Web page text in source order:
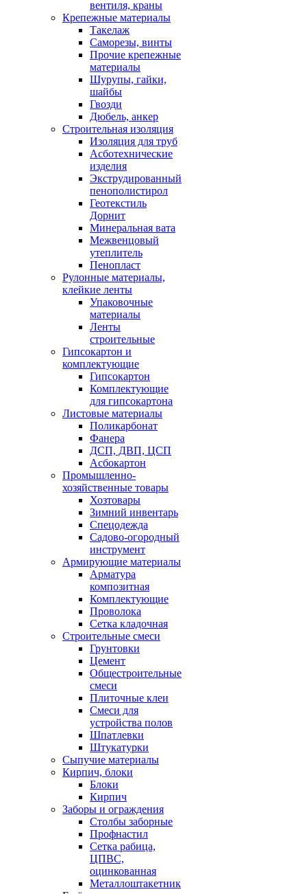
вентиля, краны
Крепежные материалы
Такелаж
Саморезы, винты
Прочие крепежные
материалы
Шурупы, гайки,
шайбы
Гвозди
Дюбель, анкер
Строительная изоляция
Изоляция для труб
Асботехнические
изделия
Экструдированный
пенополистирол
Геотекстиль
Дорнит
Минеральная вата
Межвенцовый
утеплитель
Пенопласт
Рулонные материалы,
клейкие ленты
Упаковочные
материалы
Ленты
строительные
Гипсокартон и
комплектующие
Гипсокартон
Комплектующие
для гипсокартона
Листовые материалы
Поликарбонат
Фанера
ДСП, ДВП, ЦСП
Асбокартон
Промышленно-
хозяйственные товары
Хозтовары
Зимний инвентарь
Спецодежда
Садово-огородный
инструмент
Армирующие материалы
Арматура
композитная
Комплектующие
Проволока
Сетка кладочная
Строительные смеси
Грунтовки
Цемент
Общестроительные
смеси
Плиточные клеи
Смеси для
устройства полов
Шпатлевки
Штукатурки
Сыпучие материалы
Кирпич, блоки
Блоки
Кирпич
Заборы и ограждения
Столбы заборные
Профнастил
Сетка рабица,
ЦПВС,
оцинкованная
Металлоштакетник